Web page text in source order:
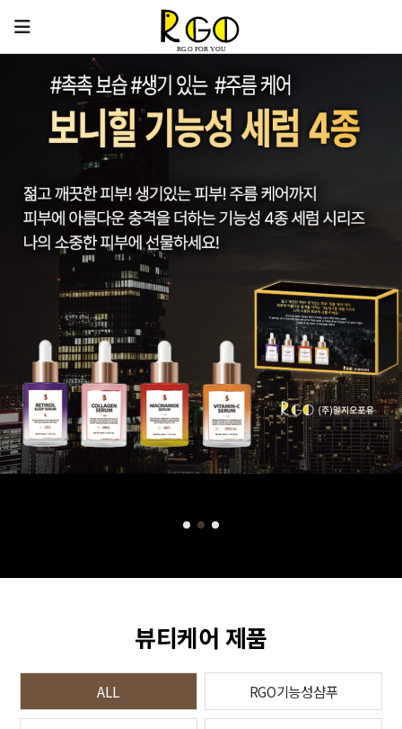
뷰티케어 제품
ALL RGO기능성샴푸